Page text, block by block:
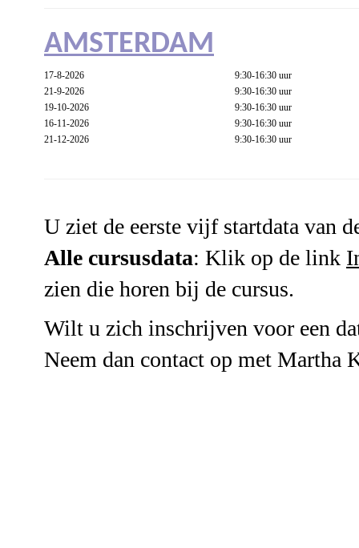
AMSTERDAM
17-8-2026
9:30-16:30 uur
21-9-2026
9:30-16:30 uur
19-10-2026
9:30-16:30 uur
16-11-2026
9:30-16:30 uur
21-12-2026
9:30-16:30 uur
U ziet de eerste vijf startdata van
Alle cursusdata: Klik op de link
zien die horen bij de cursus.
Wilt u zich inschrijven voor een
Neem dan contact op met